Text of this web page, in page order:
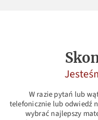
W razie pytań lub
telefonicznie lub odwiedź
wybrać najlepszy